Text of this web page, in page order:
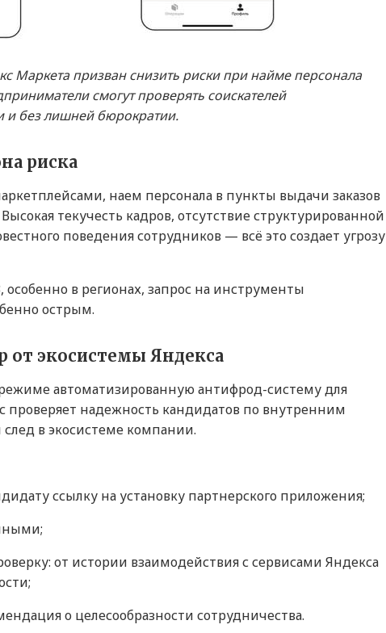
Маркета призван снизить риски при найме персонала
смогут проверять соискателей
и без лишней бюрократии.
риска
наем персонала в пункты выдачи заказов
текучесть кадров, отсутствие структурированной
поведения сотрудников — всё это создает угрозу
в регионах, запрос на инструменты
острым.
экосистемы Яндекса
автоматизированную антифрод-систему для
проверяет надежность кандидатов по внутренним
в экосистеме компании.
ссылку на установку партнерского приложения;
от истории взаимодействия с сервисами Яндекса
о целесообразности сотрудничества.